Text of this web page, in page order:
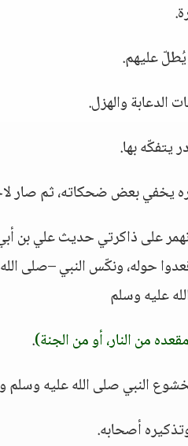
عليهم.
والهزل.
يتفكّه بها.
يخفي بعض ضحكاته، ثم صار
على ذاكرتي حديث علي بن
حوله، ونكّس النبي –صلى
عليه وسلم
من النار، أو من الجنة).
النبي صلى الله عليه وسلم
وتذكيره أصحابه.